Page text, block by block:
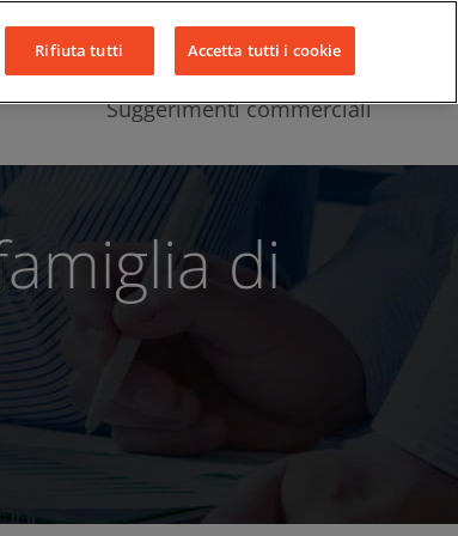
Notizie Contatti LinkedInYouTube
Suggerimenti commerciali
di
Rifiuta tutti Accetta tutti i cookie